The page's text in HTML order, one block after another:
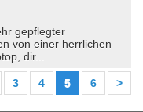
gepflegter
von einer herrlichen
dir...
3 4 5 6 >